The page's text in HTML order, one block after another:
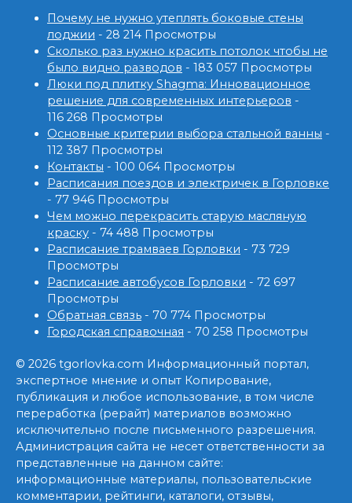
Почему не нужно утеплять боковые стены
лоджии - 28 214 Просмотры
Сколько раз нужно красить потолок чтобы не
было видно разводов - 183 057 Просмотры
Люки под плитку Shagma: Инновационное
решение для современных интерьеров -
116 268 Просмотры
Основные критерии выбора стальной ванны -
112 387 Просмотры
Контакты - 100 064 Просмотры
Расписания поездов и электричек в Горловке
- 77 946 Просмотры
Чем можно перекрасить старую масляную
краску - 74 488 Просмотры
Расписание трамваев Горловки - 73 729
Просмотры
Расписание автобусов Горловки - 72 697
Просмотры
Обратная связь - 70 774 Просмотры
Городская справочная - 70 258 Просмотры
© 2026 tgorlovka.com Информационный портал,
экспертное мнение и опыт Копирование,
публикация и любое использование, в том числе
переработка (рерайт) материалов возможно
исключительно после письменного разрешения.
Администрация сайта не несет ответственности за
представленные на данном сайте:
информационные материалы, пользовательские
комментарии, рейтинги, каталоги, отзывы,